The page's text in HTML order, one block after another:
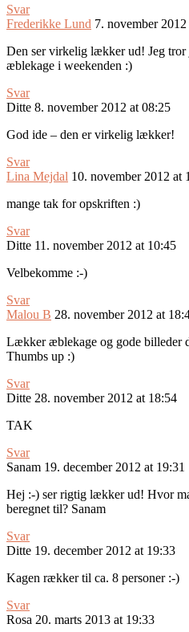
Svar
Frederikke Lund 7. november
Den ser virkelig lækker ud! Jeg tror
æblekage i weekenden :)
Svar
Ditte 8. november 2012 at 08:25
God ide – den er virkelig lækker!
Svar
Lina Mejdal 10. november 2012 at
mange tak for opskriften :)
Svar
Ditte 11. november 2012 at 10:45
Velbekomme :-)
Svar
Malou B 28. november 2012 at
Lækker æblekage og gode billeder
Thumbs up :)
Svar
Ditte 28. november 2012 at 18:54
TAK
Svar
Sanam 19. december 2012 at 19:31
Hej :-) ser rigtig lækker ud! Hvor
beregnet til? Sanam
Svar
Ditte 19. december 2012 at 19:33
Kagen rækker til ca. 8 personer :-)
Svar
Rosa 20. marts 2013 at 19:33